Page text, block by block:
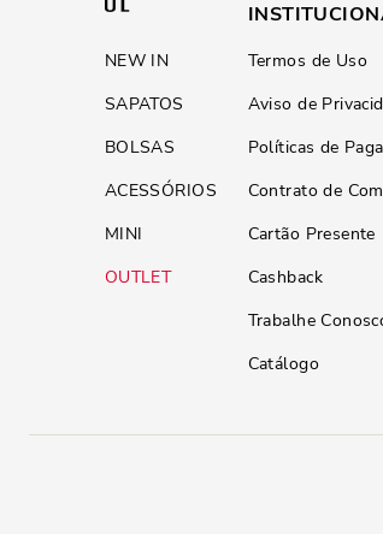
NEW IN
SAPATOS
BOLSAS
ACESSÓRIOS
MINI
OUTLET
Termos de Uso
Aviso de
Políticas de
Contrato de
Cartão Presente
Cashback
Trabalhe
Catálogo